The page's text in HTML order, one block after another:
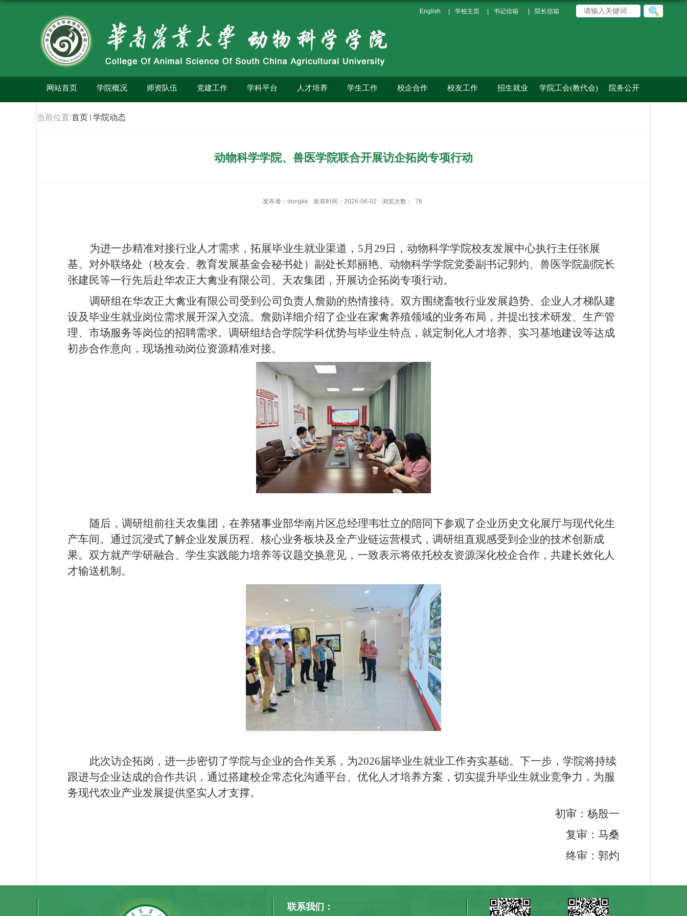
English 学校主页 书记信箱 院长信箱
网站首页 学院概况 师资队伍 党建工作 学科平台 人才培养 学生工作 校企合作 校友工作 招生就业 学院工会(教代会) 院务公开
当前位置:首页 学院动态
动物科学学院、兽医学院联合开展访企拓岗专项行动
发布者：dongke 发布时间：2026-06-02 浏览次数： 76
为进一步精准对接行业人才需求，拓展毕业生就业渠道 ， 5月29日 ，动物科学学院校友发展中心执行主任张展
基、对外联络处（校友会、教育发展基金会秘书处）副处长郑丽艳、动物科学学院党委副书记郭灼、兽医学院副院长
张建民等一行先后赴华农正大禽业有限公司、天农集团，开展访企拓岗专项行动。
调研组在华农正大禽业有限公司受到公司负责人詹勋的热情接待。双方围绕畜牧行业发展趋势、企业人才梯队建
设及毕业生就业岗位需求展开深入交流。詹勋详细介绍了企业在家禽养殖领域的业务布局，并提出技术研发、生产管
理、市场服务等岗位的招聘需求。 调研组结合学院学科优势与毕业生特点，就定制化人才培养、实习基地建设等达成
初步合作意向，现场推动岗位资源精准对接。
随后，调研组前往天农集团，在养猪事业部华南片区总经理韦壮立的陪同下参观了企业历史文化展厅与现代化生
产车间。通过沉浸式了解企业发展历程、核心业务板块及全产业链运营模式，调研组直观感受到企业的技术创新成
果。双方就产学研融合、学生实践能力培养等议题交换意见，一致表示将依托校友资源深化校企合作，共建长效化人
才输送机制。
此次访企拓岗，进一步密切了学院与企业的合作关系，为2026届毕业生就业工作夯实基础。下一步，学院将持续
跟进与企业达成的合作共识，通过搭建校企常态化沟通平台、优化人才培养方案，切实提升毕业生就业竞争力，为服
务现代农业产业发展提供坚实人才支撑。
初审：杨殷一
复审：马桑
终审：郭灼
联系我们：